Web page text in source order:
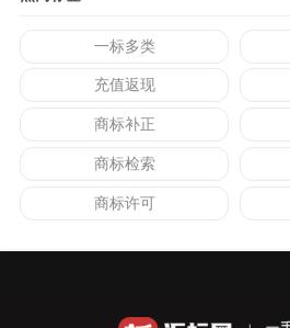
一标多类
充值返现
商标补正
商标检索
商标许可